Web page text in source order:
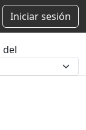
Iniciar sesión
del